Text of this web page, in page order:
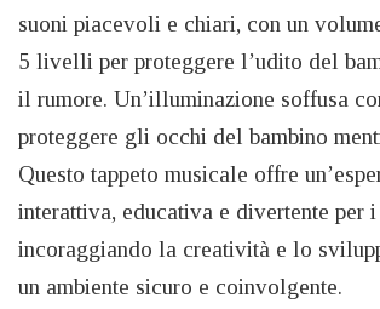
suoni piacevoli e chiari, con un
5 livelli per proteggere l’udito del
il rumore. Un’illuminazione soffusa
proteggere gli occhi del bambino
Questo tappeto musicale offre
interattiva, educativa e divertente per i
incoraggiando la creatività e lo
un ambiente sicuro e coinvolgente.